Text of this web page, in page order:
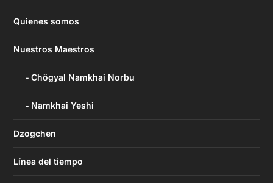
Quienes somos
Nuestros Maestros
Chögyal Namkhai Norbu
Namkhai Yeshi
Dzogchen
Línea del tiempo